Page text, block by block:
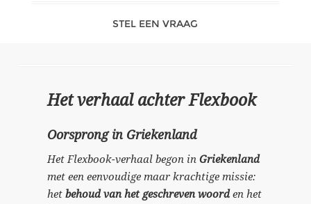
STEL EEN VRAAG
Het verhaal achter Flexbook
Oorsprong in Griekenland
Het Flexbook-verhaal begon inGriekenland
met een eenvoudige maar krachtige missie:
hetbehoud van het geschreven woorden het